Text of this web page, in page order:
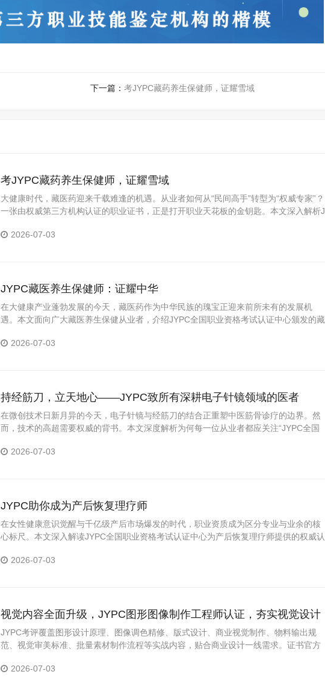
下一篇： 考JYPC藏药养生保健师，证耀雪域
考JYPC藏药养生保健师，证耀雪域
大健康时代，藏医药迎来千载难逢的机遇。从业者如何从“民间高手”转型为“权威专家”？
一张由权威第三方机构认证的职业证书，正是打开职业天花板的金钥匙。本文深入解析J
2026-07-03
JYPC藏医养生保健师：证耀中华
在大健康产业蓬勃发展的今天，藏医药作为中华民族的瑰宝正迎来前所未有的发展机
遇。本文面向广大藏医养生保健从业者，介绍JYPC全国职业资格考试认证中心颁发的藏
2026-07-03
持经筋刀，立天地心——JYPC致所有深耕电子针镜领域的医者
在微创技术日新月异的今天，电子针镜与经筋刀的结合正重塑中医筋骨诊疗的边界。然
而，技术的高超需要权威的背书。本文深度解析为何每一位从业者都应关注“JYPC全国
2026-07-03
JYPC助你成为产后恢复理疗师
在女性健康意识觉醒与千亿级产后市场爆发的时代，职业资质成为区分专业与业余的核
心标尺。本文深入解读JYPC全国职业资格考试认证中心为产后恢复理疗师提供的权威认
2026-07-03
视觉内容全面升级，JYPC图形图像制作工程师认证，夯实视觉设计
职场硬资质
JYPC考评覆盖图形设计原理、图像调色精修、版式设计、商业视觉制作、物料输出规
范、视觉审美标准、批量素材制作流程等实战内容，贴合商业设计一线需求。证书官方
2026-07-03